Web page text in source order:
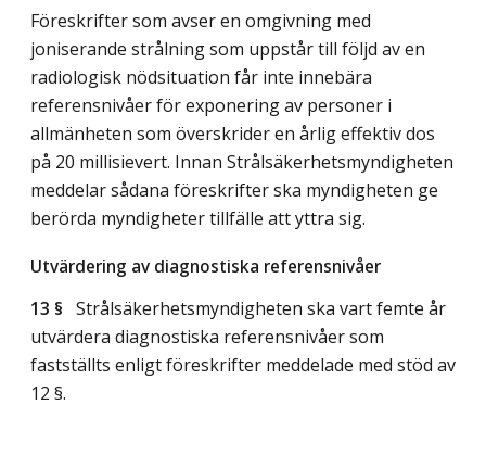
Föreskrifter som avser en omgivning med
joniserande strålning som uppstår till följd av en
radiologisk nödsituation får inte innebära
referensnivåer för exponering av personer i
allmänheten som överskrider en årlig effektiv dos
på 20 millisievert. Innan Strålsäkerhetsmyndigheten
meddelar sådana föreskrifter ska myndigheten ge
berörda myndigheter tillfälle att yttra sig.
Utvärdering av diagnostiska referensnivåer
13 § Strålsäkerhetsmyndigheten ska vart femte år
utvärdera diagnostiska referensnivåer som
fastställts enligt föreskrifter meddelade med stöd av
12 §.